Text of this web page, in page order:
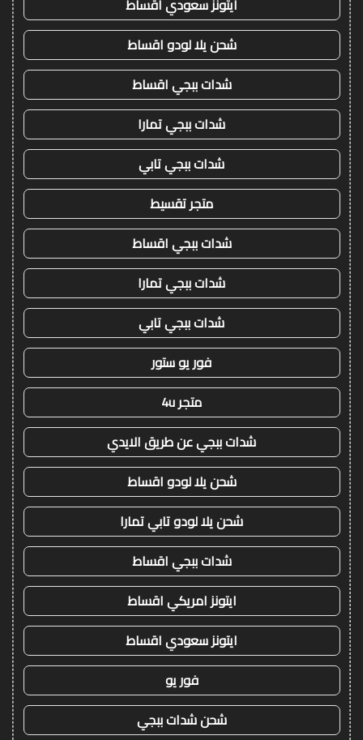
ايتونز سعودي اقساط
شحن يلا لودو اقساط
شدات ببجي اقساط
شدات ببجي تمارا
شدات ببجي تابي
متجر تقسيط
شدات ببجي اقساط
شدات ببجي تمارا
شدات ببجي تابي
فور يو ستور
متجر 4u
شدات ببجي عن طريق الايدي
شحن يلا لودو اقساط
شحن يلا لودو تابي تمارا
شدات ببجي اقساط
ايتونز امريكي اقساط
ايتونز سعودي اقساط
فور يو
شحن شدات ببجي